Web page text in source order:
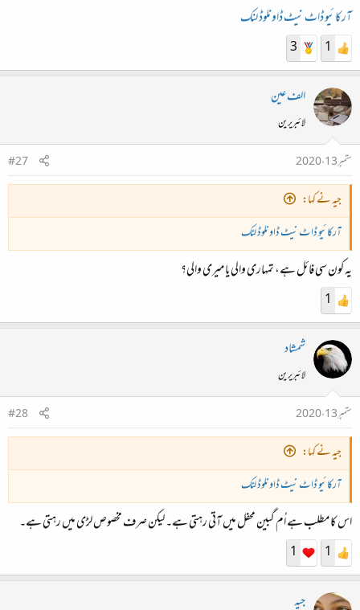
آرکائیو ڈاٹ نیٹ ڈاونلوڈ لنک
1
3
الف عین
لائبریرین
ستمبر 13، 2020
#27
جیہ نے کہا:
آرکائیو ڈاٹ نیٹ ڈاونلوڈ لنک
یہ کون سی فائل ہے، تمہاری والی یا میری والی؟
1
شمشاد
لائبریرین
ستمبر 13، 2020
#28
جیہ نے کہا:
آرکائیو ڈاٹ نیٹ ڈاونلوڈ لنک
اس کا مطلب ہے اُم گبین محفل میں آتی رہتی ہے۔ لیکن صرف مخصوص لڑی میں رہتی ہے۔
1
1
جیہ